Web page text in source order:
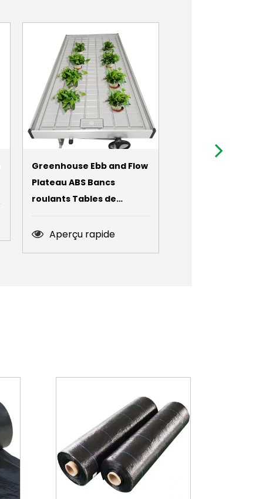
Greenhouse Ebb and Flow
Plateau ABS Bancs
roulants Tables de
Aperçu rapide